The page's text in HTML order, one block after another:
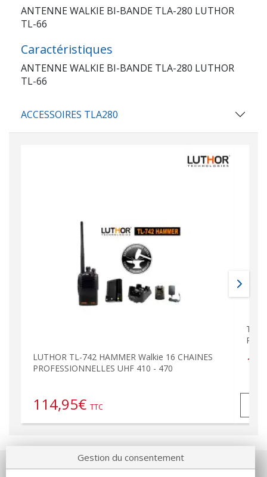
ANTENNE WALKIE BI-BANDE TLA-280 LUTHOR
TL-66
Caractéristiques
ANTENNE WALKIE BI-BANDE TLA-280 LUTHOR
TL-66
ACCESSOIRES TLA280
LUTHOR TL-742 HAMMER Walkie 16 CHAINES
PROFESSIONNELLES UHF 410 - 470
114,95€ TTC
TL-
Gestion du consentement